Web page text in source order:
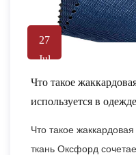
27
Jul
Что такое
используется в
Что такое
ткань Оксфорд